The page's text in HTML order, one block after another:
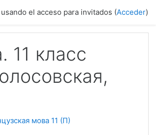
el acceso para invitados (Acceder)
11 класс
мова 11 (П)